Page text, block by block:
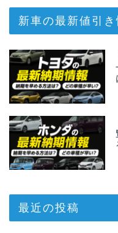
新車の最新値引き
最近の投稿